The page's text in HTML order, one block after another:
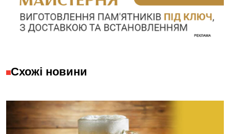
Схожі новини